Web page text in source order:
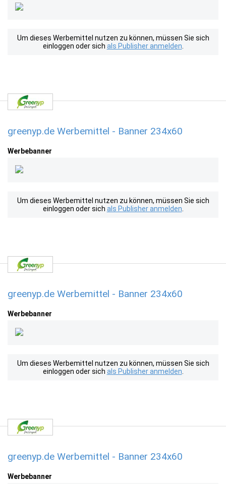
Um dieses Werbemittel nutzen zu können, müssen Sie sich
einloggen oder sich als Publisher anmelden
greenyp.de Werbemittel - Banner 234x60
Werbebanner
Um dieses Werbemittel nutzen zu können, müssen Sie sich
einloggen oder sich als Publisher anmelden
greenyp.de Werbemittel - Banner 234x60
Werbebanner
Um dieses Werbemittel nutzen zu können, müssen Sie sich
einloggen oder sich als Publisher anmelden
greenyp.de Werbemittel - Banner 234x60
Werbebanner